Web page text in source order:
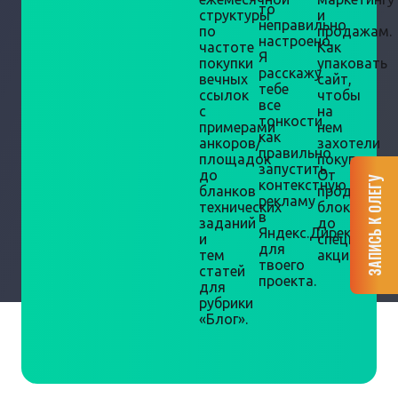
структуры
по
частоте
покупки
вечных
ссылок
с
примерами
анкоров/
площадок
до
бланков
технических
заданий
и
тем
статей
для
рубрики
«Блог».
то
неправильно
настроено.
Я
расскажу
тебе
все
тонкости,
как
правильно
запустить
контекстную
рекламу
в
Яндекс.Директ
для
твоего
проекта.
и
продажам.
Как
упаковать
сайт,
чтобы
на
нем
захотели
покупать.
От
блоков
до
акций.
ЗАПИСЬ К ОЛЕГУ